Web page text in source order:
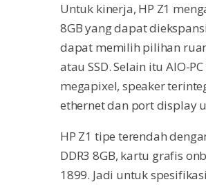
Untuk kinerja, HP Z1
8GB yang dapat
dapat memilih pilihan
atau SSD. Selain itu AIO-
megapixel, speaker
ethernet dan port display
HP Z1 tipe terendah
DDR3 8GB, kartu grafis
1899. Jadi untuk